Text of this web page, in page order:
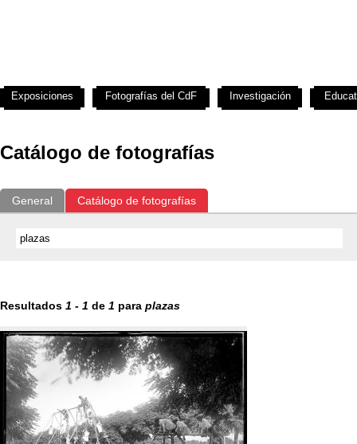
Catálogo de fotografías
General Catálogo de fotografías
Resultados 1 - 1 de 1 para plazas
Exposiciones Fotografías del CdF Investigación